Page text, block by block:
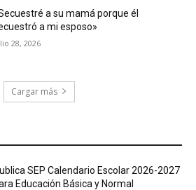
a su mamá porque él
a mi esposo»
28, 2026
Cargar más
SEP Calendario Escolar 2026-2027
Educación Básica y Normal